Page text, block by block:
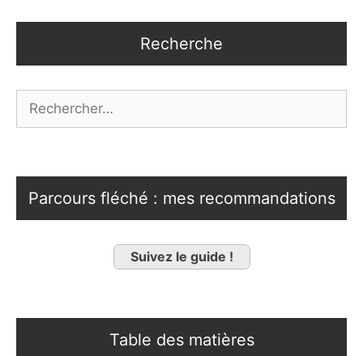
Recherche
Parcours fléché : mes recommandations
Suivez le guide !
Table des matières